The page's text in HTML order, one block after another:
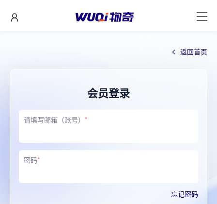
返回首页
会员登录
请填写邮箱（账号） *
密码*
忘记密码